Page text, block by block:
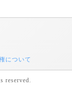
について
reserved.